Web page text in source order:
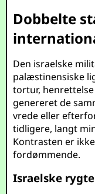
Dobbelte
Den israelske
palæstinensiske
tortur,
genereret de
vrede eller
tidligere, langt
Kontrasten er
fordømmende.
Israelske